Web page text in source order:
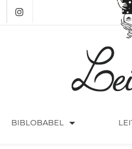
BIBLOBABEL arrow_drop_down